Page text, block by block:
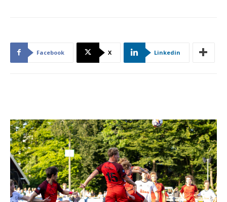
Facebook X Linkedin